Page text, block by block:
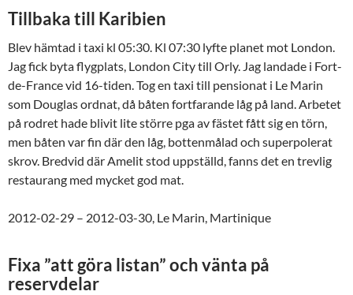
Tillbaka till Karibien
Blev hämtad i taxi kl 05:30. Kl 07:30 lyfte planet mot London.
Jag fick byta flygplats, London City till Orly. Jag landade i Fort-
de-France vid 16-tiden. Tog en taxi till pensionat i Le Marin
som Douglas ordnat, då båten fortfarande låg på land. Arbetet
på rodret hade blivit lite större pga av fästet fått sig en törn,
men båten var fin där den låg, bottenmålad och superpolerat
skrov. Bredvid där Amelit stod uppställd, fanns det en trevlig
restaurang med mycket god mat.
2012-02-29 – 2012-03-30, Le Marin, Martinique
Fixa ”att göra listan” och vänta på
reservdelar